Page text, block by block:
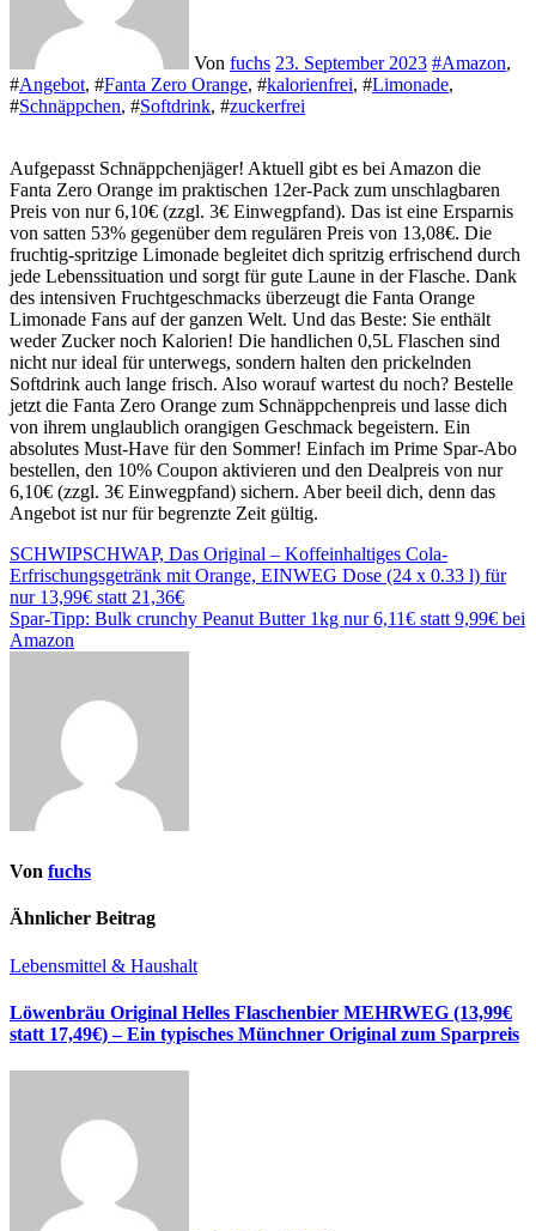
Von fuchs 23. September 2023 #Amazon,
#Angebot, #Fanta Zero Orange, #kalorienfrei, #Limonade,
#Schnäppchen, #Softdrink, #zuckerfrei
Aufgepasst Schnäppchenjäger! Aktuell gibt es bei Amazon die
Fanta Zero Orange im praktischen 12er-Pack zum unschlagbaren
Preis von nur 6,10€ (zzgl. 3€ Einwegpfand). Das ist eine Ersparnis
von satten 53% gegenüber dem regulären Preis von 13,08€. Die
fruchtig-spritzige Limonade begleitet dich spritzig erfrischend durch
jede Lebenssituation und sorgt für gute Laune in der Flasche. Dank
des intensiven Fruchtgeschmacks überzeugt die Fanta Orange
Limonade Fans auf der ganzen Welt. Und das Beste: Sie enthält
weder Zucker noch Kalorien! Die handlichen 0,5L Flaschen sind
nicht nur ideal für unterwegs, sondern halten den prickelnden
Softdrink auch lange frisch. Also worauf wartest du noch? Bestelle
jetzt die Fanta Zero Orange zum Schnäppchenpreis und lasse dich
von ihrem unglaublich orangigen Geschmack begeistern. Ein
absolutes Must-Have für den Sommer! Einfach im Prime Spar-Abo
bestellen, den 10% Coupon aktivieren und den Dealpreis von nur
6,10€ (zzgl. 3€ Einwegpfand) sichern. Aber beeil dich, denn das
Angebot ist nur für begrenzte Zeit gültig.
Beitragsnavigation
SCHWIPSCHWAP, Das Original – Koffeinhaltiges Cola-
Erfrischungsgetränk mit Orange, EINWEG Dose (24 x 0.33 l) für
nur 13,99€ statt 21,36€
Spar-Tipp: Bulk crunchy Peanut Butter 1kg nur 6,11€ statt 9,99€ bei
Amazon
Von fuchs
Ähnlicher Beitrag
Lebensmittel & Haushalt
Löwenbräu Original Helles Flaschenbier MEHRWEG (13,99€
statt 17,49€) – Ein typisches Münchner Original zum Sparpreis